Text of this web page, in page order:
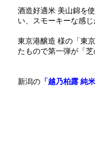
酒造好適米 美山錦を
い、スモーキーな感
東京港醸造 様の「東
たもので第一弾が「
新潟の 「越乃柏露 純